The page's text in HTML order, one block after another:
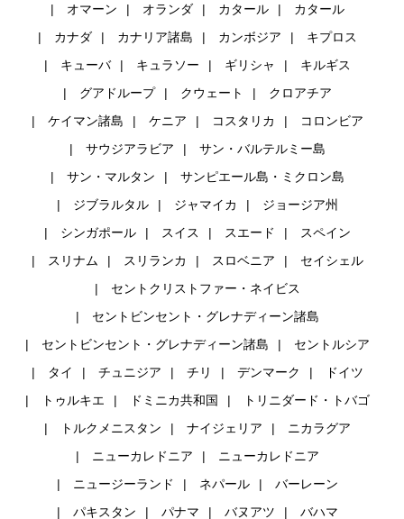
オマーン
オランダ カタール
カタール
カナダ
カナリア諸島 カンボジア
キプロス
キューバ
キュラソー ギリシャ
キルギス
グアドループ
クウェート
クロアチア
ケイマン諸島
ケニア コスタリカ
コロンビア
サウジアラビア
サン・バルテルミー島
サン・マルタン
サンピエール島・ミクロン島
ジブラルタル
ジャマイカ
ジョージア州
シンガポール
スイス スエード
スペイン
スリナム
スリランカ スロベニア
セイシェル
セントクリストファー・ネイビス
セントビンセント・グレナディーン諸島
セントビンセント・グレナディーン諸島
セントルシア
タイ
チュニジア チリ デンマーク
ドイツ
トゥルキエ
ドミニカ共和国
トリニダード・トバゴ
トルクメニスタン
ナイジェリア
ニカラグア
ニューカレドニア
ニューカレドニア
ニュージーランド
ネパール
バーレーン
パキスタン
パナマ バヌアツ バハマ